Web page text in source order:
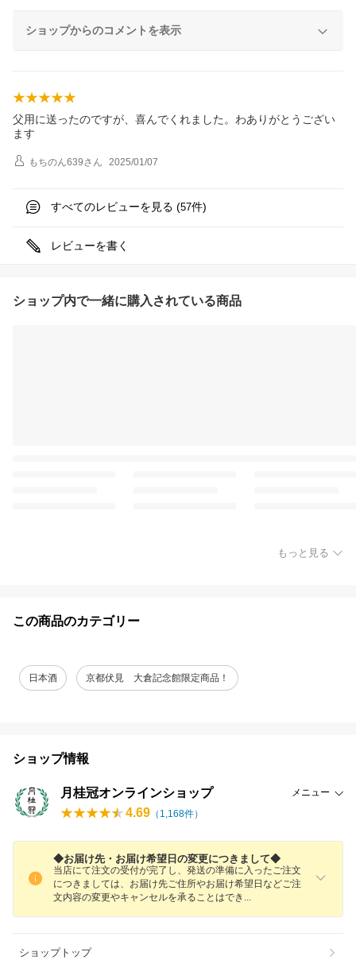
ショップからのコメントを表示
父用に送ったのですが、喜んでくれました。わありがとうござい
ます
もちのん639さん 2025/01/07
すべてのレビューを見る (57件)
レビューを書く
ショップ内で一緒に購入されている商品
もっと見る
この商品のカテゴリー
日本酒 京都伏見 大倉記念館限定商品！
ショップ情報
月桂冠オンラインショップ メニュー
4.69 （ 1,168件）
◆お届け先・お届け希望日の変更につきまして◆
当店にて注文の受付が完了し、発送の準備に入ったご注文
につきましては、お届け先ご住所やお届け希望日などご注
文内容の変更やキャンセルを承ることはでき
ショップトップ